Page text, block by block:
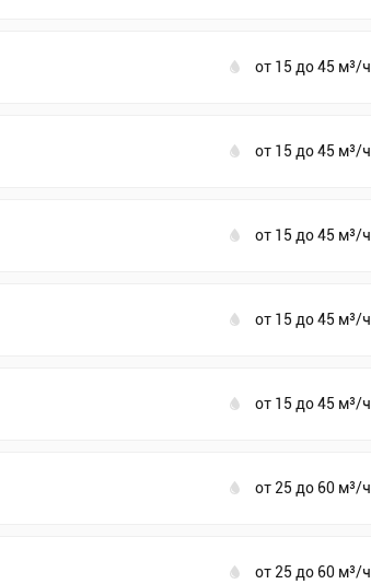
от 15 до 45 м³/ч
от 15 до 45 м³/ч
от 15 до 45 м³/ч
от 15 до 45 м³/ч
от 15 до 45 м³/ч
от 25 до 60 м³/ч
от 25 до 60 м³/ч